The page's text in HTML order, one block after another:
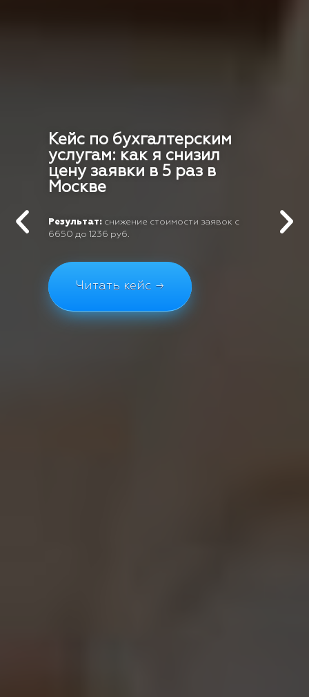
Кейс по бухгалтерским
услугам: как я снизил
цену заявки в 5 раз в
Москве
Результат: снижение стоимости заявок с
6650 до 1236 руб.
Читать кейс →